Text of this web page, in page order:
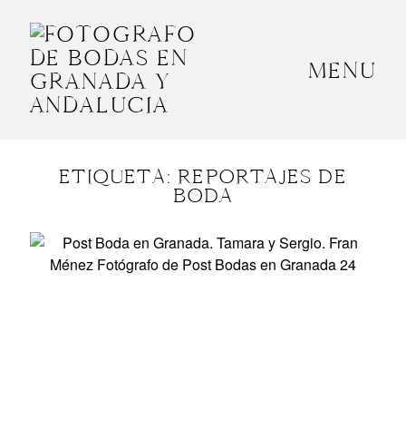
MENU
ETIQUETA: REPORTAJES DE
BODA
BODAS
OTROS